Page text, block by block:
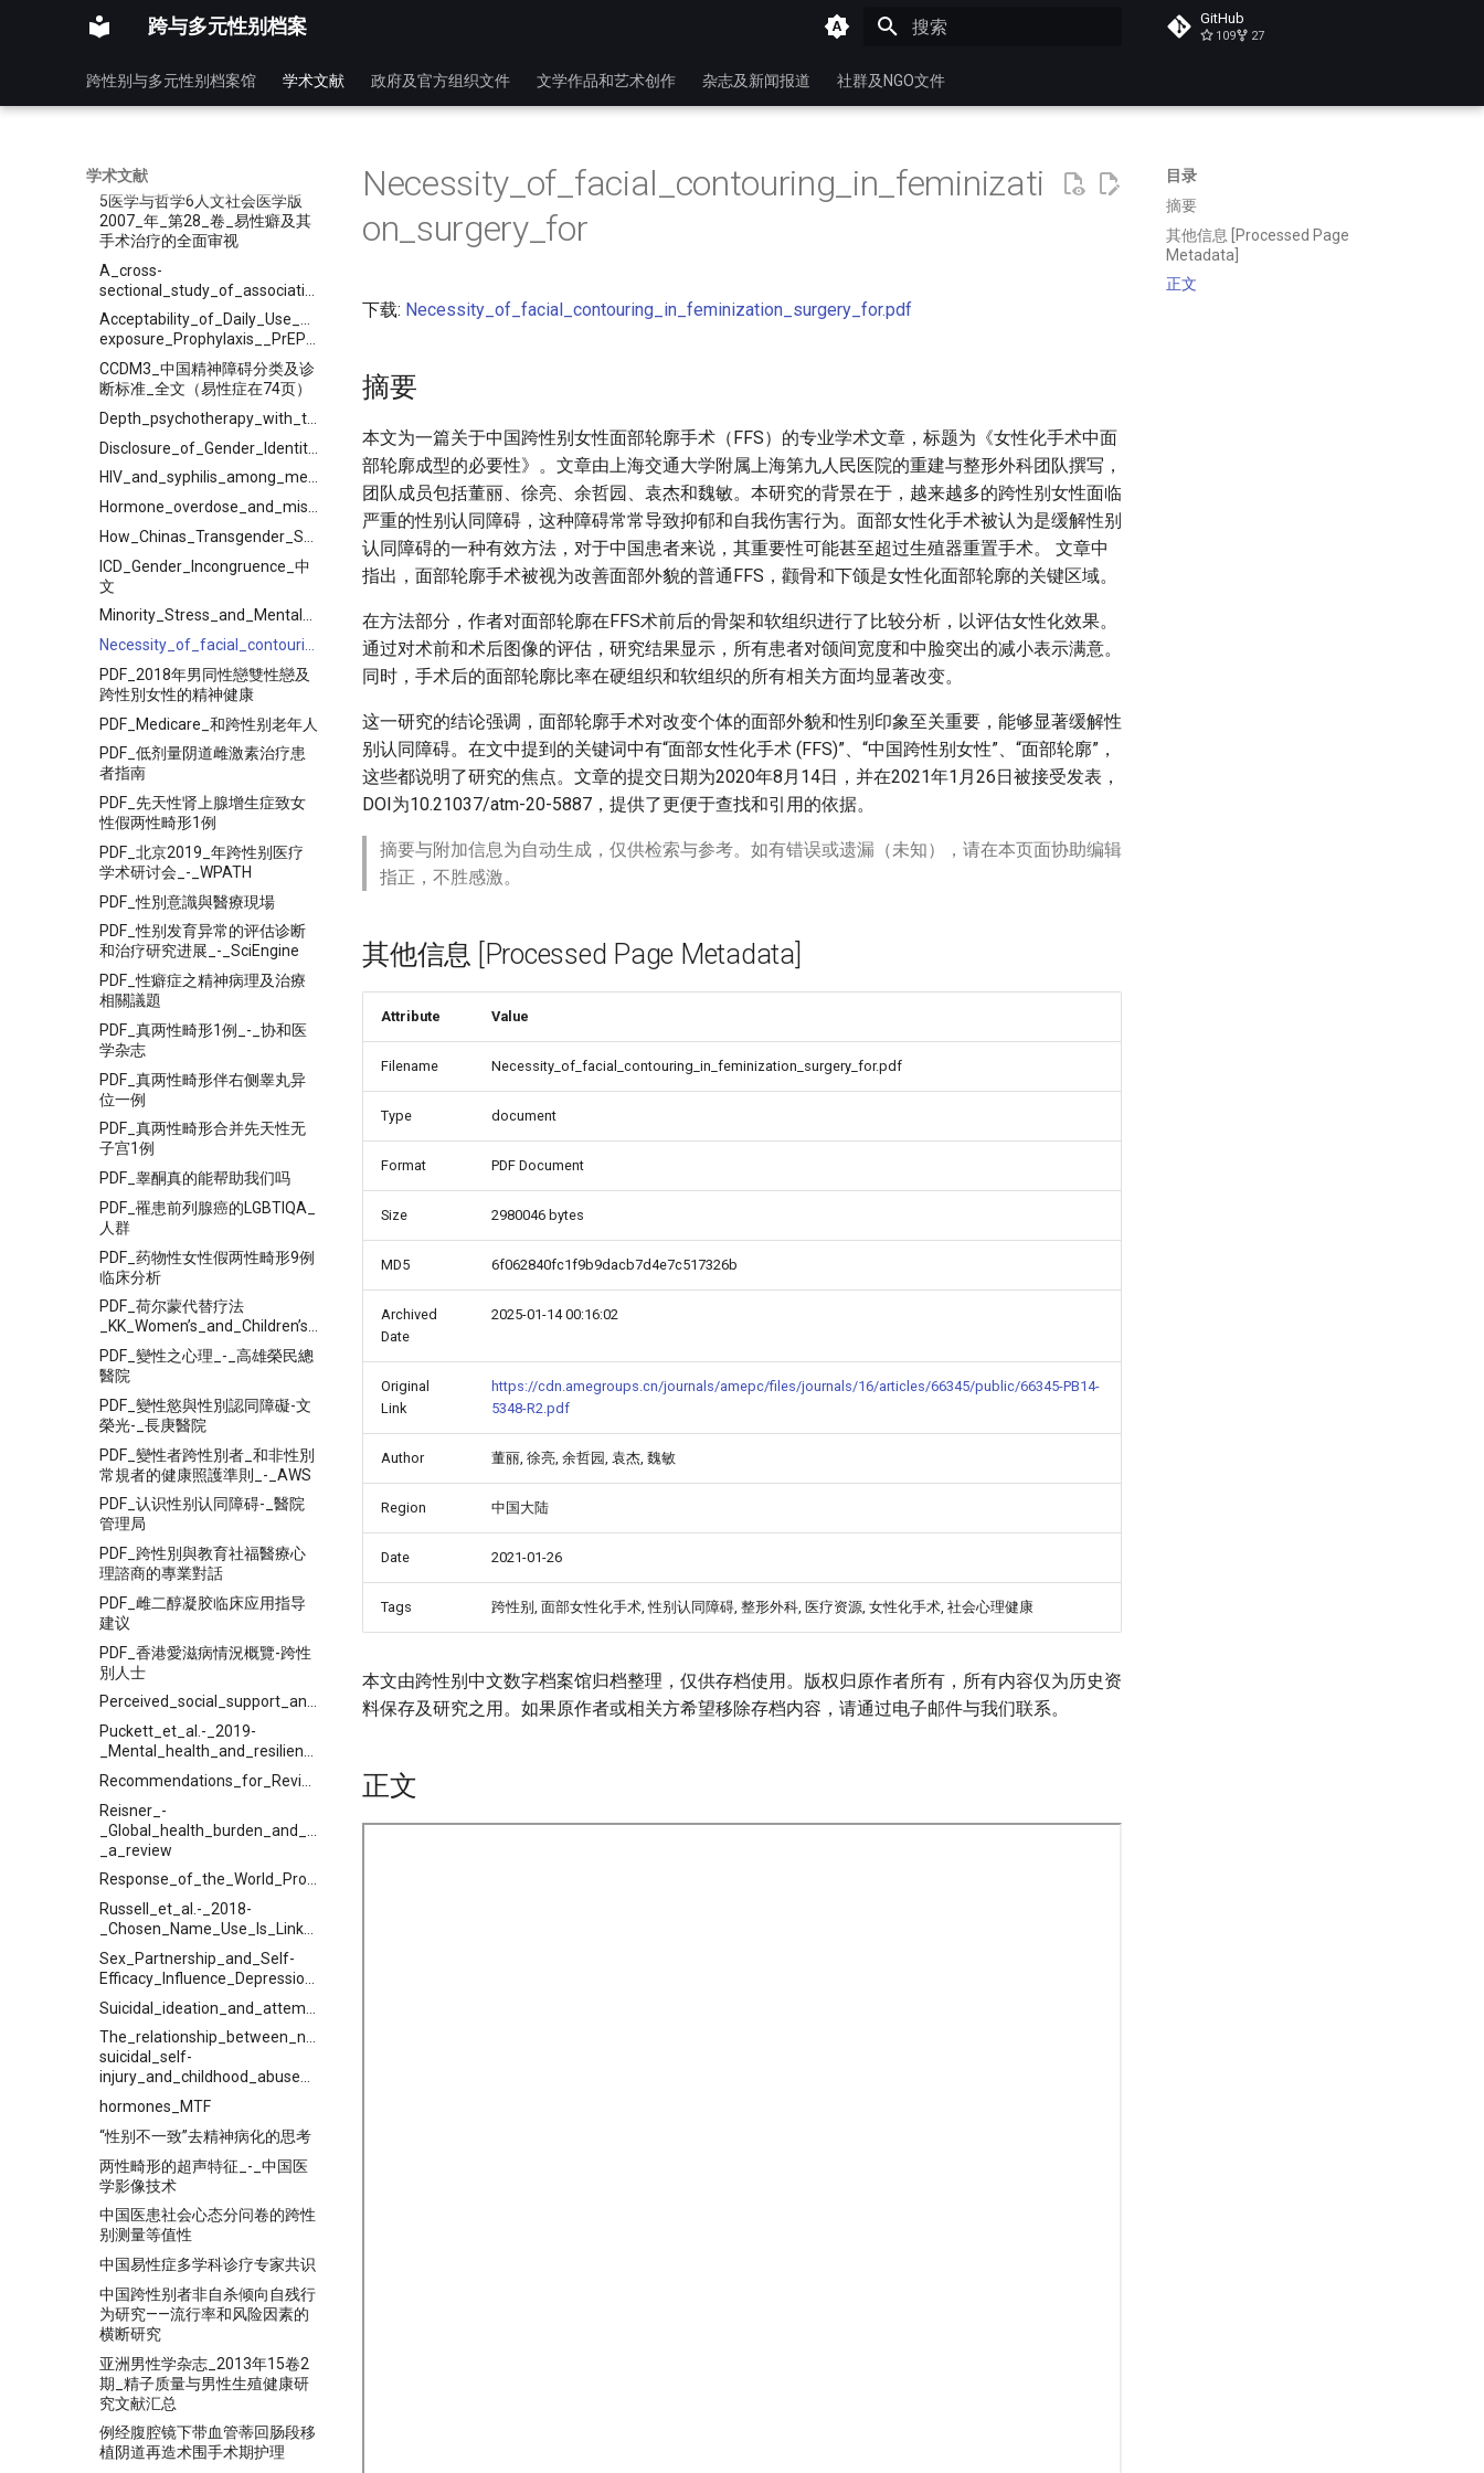
跨与多元性别档案 GitHub
109 27
跨性别与多元性别档案馆 学术文献 政府及官方组织文件 文学作品和艺术创作 杂志及新闻报道 社群及NGO文件
学术文献
2024年医学与哲学_跨性别技术
2025_ISPN声明：_跨性别者和
性别多样化青少年的心理健康护
鉴定案例分析
5医学与哲学6人文社会医学版
2007_年_第28_卷_易性癖及其
手术治疗的全面审视
A_cross-
Acceptability_of_Daily_Use_of_Free_Oral_Pre-
exposure_Prophylaxis__PrEP__Among_Transgender_Women_Sex_Workers_in_Shenyang,_China
CCDM3_中国精神障碍分类及诊
断标准_全文（易性症在74页）
HIV_and_syphilis_among_men_who_have_sex_with_men_and_transgender_individuals_in_China
ICD_Gender_Incongruence_中
文
Minority_Stress_and_Mental_Health_among_Transgender_Persons
PDF_2018年男同性戀雙性戀及
跨性別女性的精神健康
PDF_Medicare_和跨性别老年人
PDF_低剂量阴道雌激素治疗患
者指南
PDF_先天性肾上腺增生症致女
性假两性畸形1例
PDF_北京2019_年跨性别医疗
学术研讨会_-_WPATH
PDF_性別意識與醫療現場
PDF_性别发育异常的评估诊断
和治疗研究进展_-_SciEngine
PDF_性癖症之精神病理及治療
相關議題
PDF_真两性畸形1例_-_协和医
学杂志
PDF_真两性畸形伴右侧睾丸异
位一例
PDF_真两性畸形合并先天性无
子宫1例
PDF_睾酮真的能帮助我们吗
PDF_罹患前列腺癌的LGBTIQA_
人群
PDF_药物性女性假两性畸形9例
临床分析
PDF_荷尔蒙代替疗法
_KK_Women’s_and_Children’s_Hospital
PDF_變性之心理_-_高雄榮民總
醫院
PDF_變性慾與性別認同障礙-文
榮光-_長庚醫院
PDF_變性者跨性別者_和非性別
常規者的健康照護準則_-_AWS
PDF_认识性别认同障碍-_醫院
管理局
PDF_跨性別與教育社福醫療心
理諮商的專業對話
PDF_雌二醇凝胶临床应用指导
建议
PDF_香港愛滋病情況概覽-跨性
別人士
Perceived_social_support_and_its_relationship_with
Puckett_et_al.-_2019-
Reisner_-
_Global_health_burden_and_needs_of_transgender_populations-
_a_review
Response_of_the_World_Professional_Association_for_Transgender_Health_to_the_Proposed_DSM_5_Criteria_for_Gender_Incongruence
Russell_et_al.-_2018-
Sex_Partnership_and_Self-
The_relationship_between_non-
suicidal_self-
injury_and_childhood_abuse_in_transgender_people
hormones_MTF
“性别不一致”去精神病化的思考
两性畸形的超声特征_-_中国医
学影像技术
中国医患社会心态分问卷的跨性
别测量等值性
中国易性症多学科诊疗专家共识
中国跨性别者非自杀倾向自残行
为研究——流行率和风险因素的
横断研究
亚洲男性学杂志_2013年15卷2
期_精子质量与男性生殖健康研
究文献汇总
例经腹腔镜下带血管蒂回肠段移
植阴道再造术围手术期护理
目录
摘要
其他信息 [Processed Page
Metadata]
正文
Necessity_of_facial_contouring_in_feminizati
on_surgery_for
下载: Necessity_of_facial_contouring_in_feminization_surgery_for.pdf
摘要
本文为一篇关于中国跨性别女性面部轮廓手术（FFS）的专业学术文章，标题为《女性化手术中面
部轮廓成型的必要性》。文章由上海交通大学附属上海第九人民医院的重建与整形外科团队撰写，
团队成员包括董丽、徐亮、余哲园、袁杰和魏敏。本研究的背景在于，越来越多的跨性别女性面临
严重的性别认同障碍，这种障碍常常导致抑郁和自我伤害行为。面部女性化手术被认为是缓解性别
认同障碍的一种有效方法，对于中国患者来说，其重要性可能甚至超过生殖器重置手术。 文章中
指出，面部轮廓手术被视为改善面部外貌的普通FFS，颧骨和下颌是女性化面部轮廓的关键区域。
在方法部分，作者对面部轮廓在FFS术前后的骨架和软组织进行了比较分析，以评估女性化效果。
通过对术前和术后图像的评估，研究结果显示，所有患者对颌间宽度和中脸突出的减小表示满意。
同时，手术后的面部轮廓比率在硬组织和软组织的所有相关方面均显著改变。
这一研究的结论强调，面部轮廓手术对改变个体的面部外貌和性别印象至关重要，能够显著缓解性
别认同障碍。在文中提到的关键词中有“面部女性化手术 (FFS)”、“中国跨性别女性”、“面部轮廓”，
这些都说明了研究的焦点。文章的提交日期为2020年8月14日，并在2021年1月26日被接受发表，
DOI为10.21037/atm-20-5887，提供了更便于查找和引用的依据。
摘要与附加信息为自动生成，仅供检索与参考。如有错误或遗漏（未知），请在本页面协助编辑
指正，不胜感激。
其他信息 [Processed Page Metadata]
Attribute Value
Filename Necessity_of_facial_contouring_in_feminization_surgery_for.pdf
Type document
Format PDF Document
Size 2980046 bytes
MD5 6f062840fc1f9b9dacb7d4e7c517326b
Archived
Date
2025-01-14 00:16:02
Original
Link
https://cdn.amegroups.cn/journals/amepc/files/journals/16/articles/66345/public/66345-PB14-
5348-R2.pdf
Author 董丽, 徐亮, 余哲园, 袁杰, 魏敏
Region 中国大陆
Date 2021-01-26
Tags 跨性别, 面部女性化手术, 性别认同障碍, 整形外科, 医疗资源, 女性化手术, 社会心理健康
本文由跨性别中文数字档案馆归档整理，仅供存档使用。版权归原作者所有，所有内容仅为历史资
料保存及研究之用。如果原作者或相关方希望移除存档内容，请通过电子邮件与我们联系。
正文